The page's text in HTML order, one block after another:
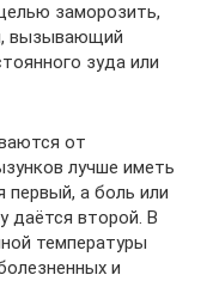
заморозить,
вызывающий
зуда или
от
лучше иметь
первый, а боль или
даётся второй. В
температуры
и